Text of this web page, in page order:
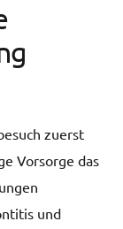
zuerst
Vorsorge das
und